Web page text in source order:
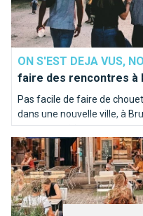
ON S'EST DEJA VUS,
faire des rencontres à
Pas facile de faire de
dans une nouvelle ville, à
pour vous aider.
Longue vie aux